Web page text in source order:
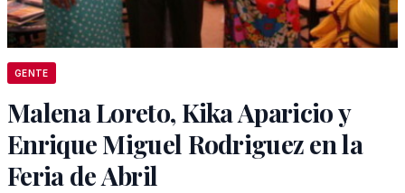
GENTE
Malena Loreto, Kika Aparicio y
Enrique Miguel Rodriguez en la
Feria de Abril